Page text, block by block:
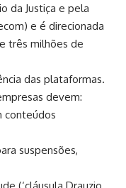
da Justiça e pela
e é direcionada
três milhões de
das plataformas.
devem:
conteúdos
suspensões,